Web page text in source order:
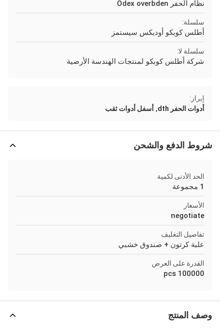
نظام الحفر Odex overbden
سلسلة:
أطلس كوبكو أوديكس سيستمز
سلسلة لا:
شركة أطلس كوبكو لمنتجات الهندسة الأرضية
إبراز:
أدوات الحفر dth
, أسفل أدوات ثقب
شروط الدفع والشحن
الحد الأدنى لكمية
1 مجموعة
الأسعار
negotiate
تفاصيل التغليف
علبة كرتون + صندوق خشبي
القدرة على العرض
100000 pcs
وصف المنتج